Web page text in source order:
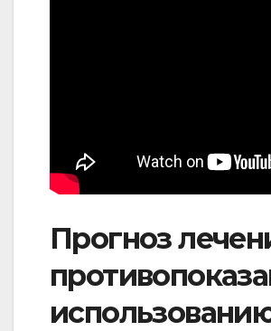
Прогноз